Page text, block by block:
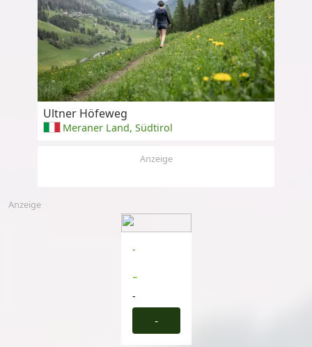
Ultner Höfeweg
Meraner Land, Südtirol
Anzeige
Anzeige
-
-
-
-